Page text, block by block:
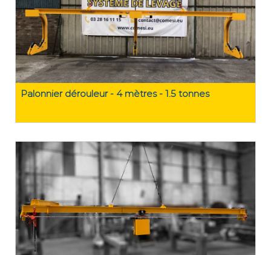
Palonnier dérouleur - 4 mètres - 1.5 tonnes